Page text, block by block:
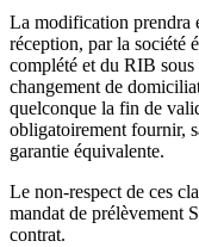
La modification prendra
réception, par la société
complété et du RIB
changement de
quelconque la fin de
obligatoirement fournir,
garantie équivalente.
Le non-respect de ces
mandat de prélèvement
contrat.